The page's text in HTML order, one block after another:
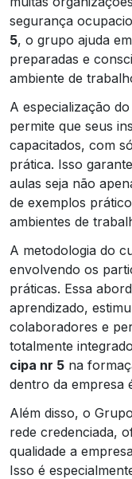
segurança
5, o grupo ajuda
preparadas e
ambiente de
A especialização
permite que seus
capacitados, com
prática. Isso
aulas seja não
de exemplos
ambientes de
A metodologia do
envolvendo os
práticas. Essa
aprendizado,
colaboradores e
totalmente
cipa nr 5 na
dentro da empresa
Além disso, o
rede credenciada,
qualidade a
Isso é